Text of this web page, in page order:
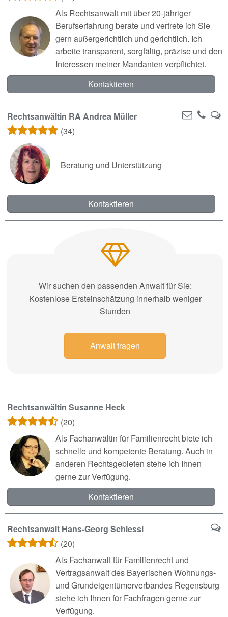
Als Rechtsanwalt mit über 20-jähriger
Berufserfahrung berate und vertrete ich Sie
gern außergerichtlich und gerichtlich. Ich
arbeite transparent, sorgfältig, präzise und den
Interessen meiner Mandanten verpflichtet.
Kontaktieren
Rechtsanwältin RA Andrea Müller
(34)
Beratung und Unterstützung
Kontaktieren
Wir suchen den passenden Anwalt für Sie:
Kostenlose Ersteinschätzung innerhalb weniger
Stunden
Anwalt fragen
Rechtsanwältin Susanne Heck
(20)
Als Fachanwältin für Familienrecht biete ich
schnelle und kompetente Beratung. Auch in
anderen Rechtsgebieten stehe ich Ihnen
gerne zur Verfügung.
Kontaktieren
Rechtsanwalt Hans-Georg Schiessl
(20)
Als Fachanwalt für Familienrecht und
Vertragsanwalt des Bayerischen Wohnungs-
und Grundeigentümerverbandes Regensburg
stehe ich Ihnen für Fachfragen gerne zur
Verfügung.